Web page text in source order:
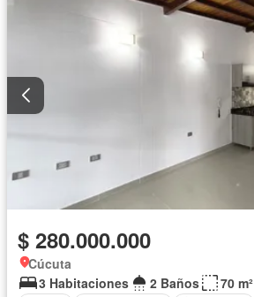
$ 280.000.000
Cúcuta
3 Habitaciones
2 Baños
70 m²